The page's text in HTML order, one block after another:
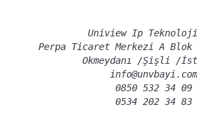
Uniview Ip
Perpa Ticaret Merkezi A Blok
Okmeydanı /Şişli /
info@unvbayi.com
0850 532 34 09
0534 202 34 83